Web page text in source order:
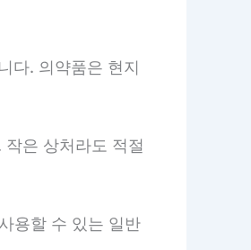
다. 의약품은 현지
은 상처라도 적절
용할 수 있는 일반